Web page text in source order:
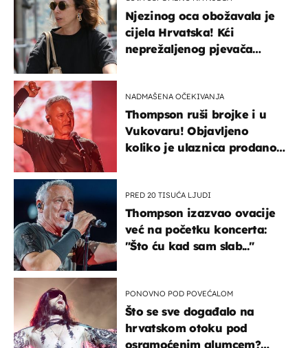
Njezinog oca obožavala je
cijela Hrvatska! Kći
neprežaljenog pjevača
NADMAŠENA OČEKIVANJA
Thompson ruši brojke i u
Vukovaru! Objavljeno
koliko je ulaznica prodano
PRED 20 TISUĆA LJUDI
Thompson izazvao ovacije
već na početku koncerta:
"Što ću kad sam slab..."
PONOVNO POD POVEĆALOM
Što se sve događalo na
hrvatskom otoku pod
osramoćenim glumcem?